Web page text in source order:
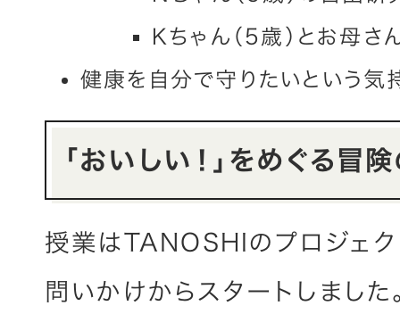
Kちゃん（5歳）とお母さ
健康を自分で守りたいという
「おいしい！」をめぐる冒
授業はTANOSHIのプロジェク
問いかけからスタートしました